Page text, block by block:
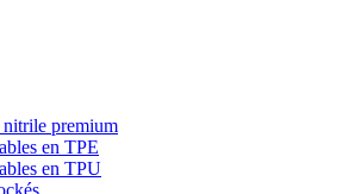
nitrile premium
en TPE
en TPU